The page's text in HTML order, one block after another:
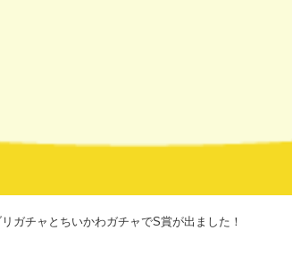
ガチャとちいかわガチャでS賞が出ました！